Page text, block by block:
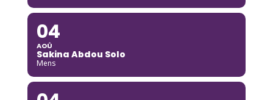
04
AOÛ
Sakina Abdou Solo
Mens